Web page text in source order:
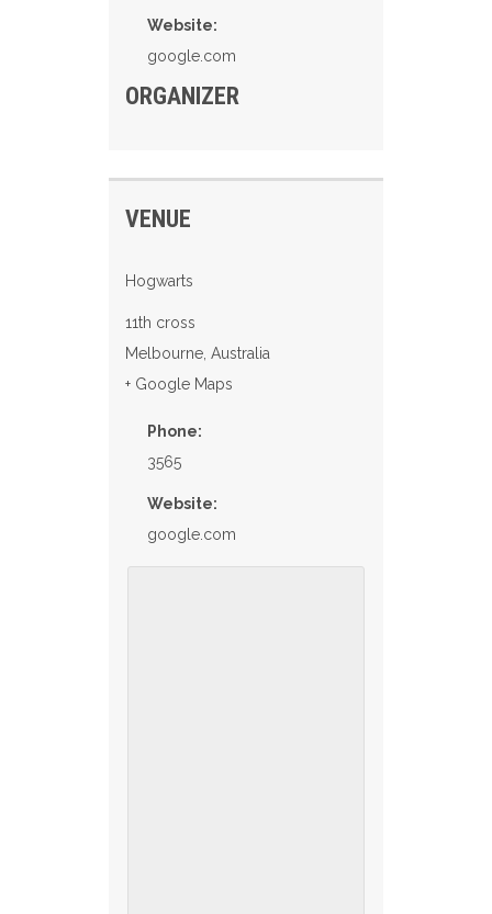
Website:
google.com
ORGANIZER
VENUE
Hogwarts
11th cross
Melbourne, Australia
+ Google Maps
Phone:
3565
Website:
google.com